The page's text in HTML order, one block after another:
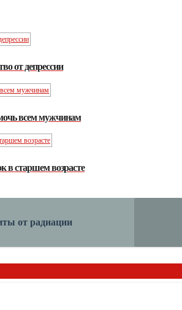
от депрессии
всем мужчинам
в старшем возрасте
от радиации